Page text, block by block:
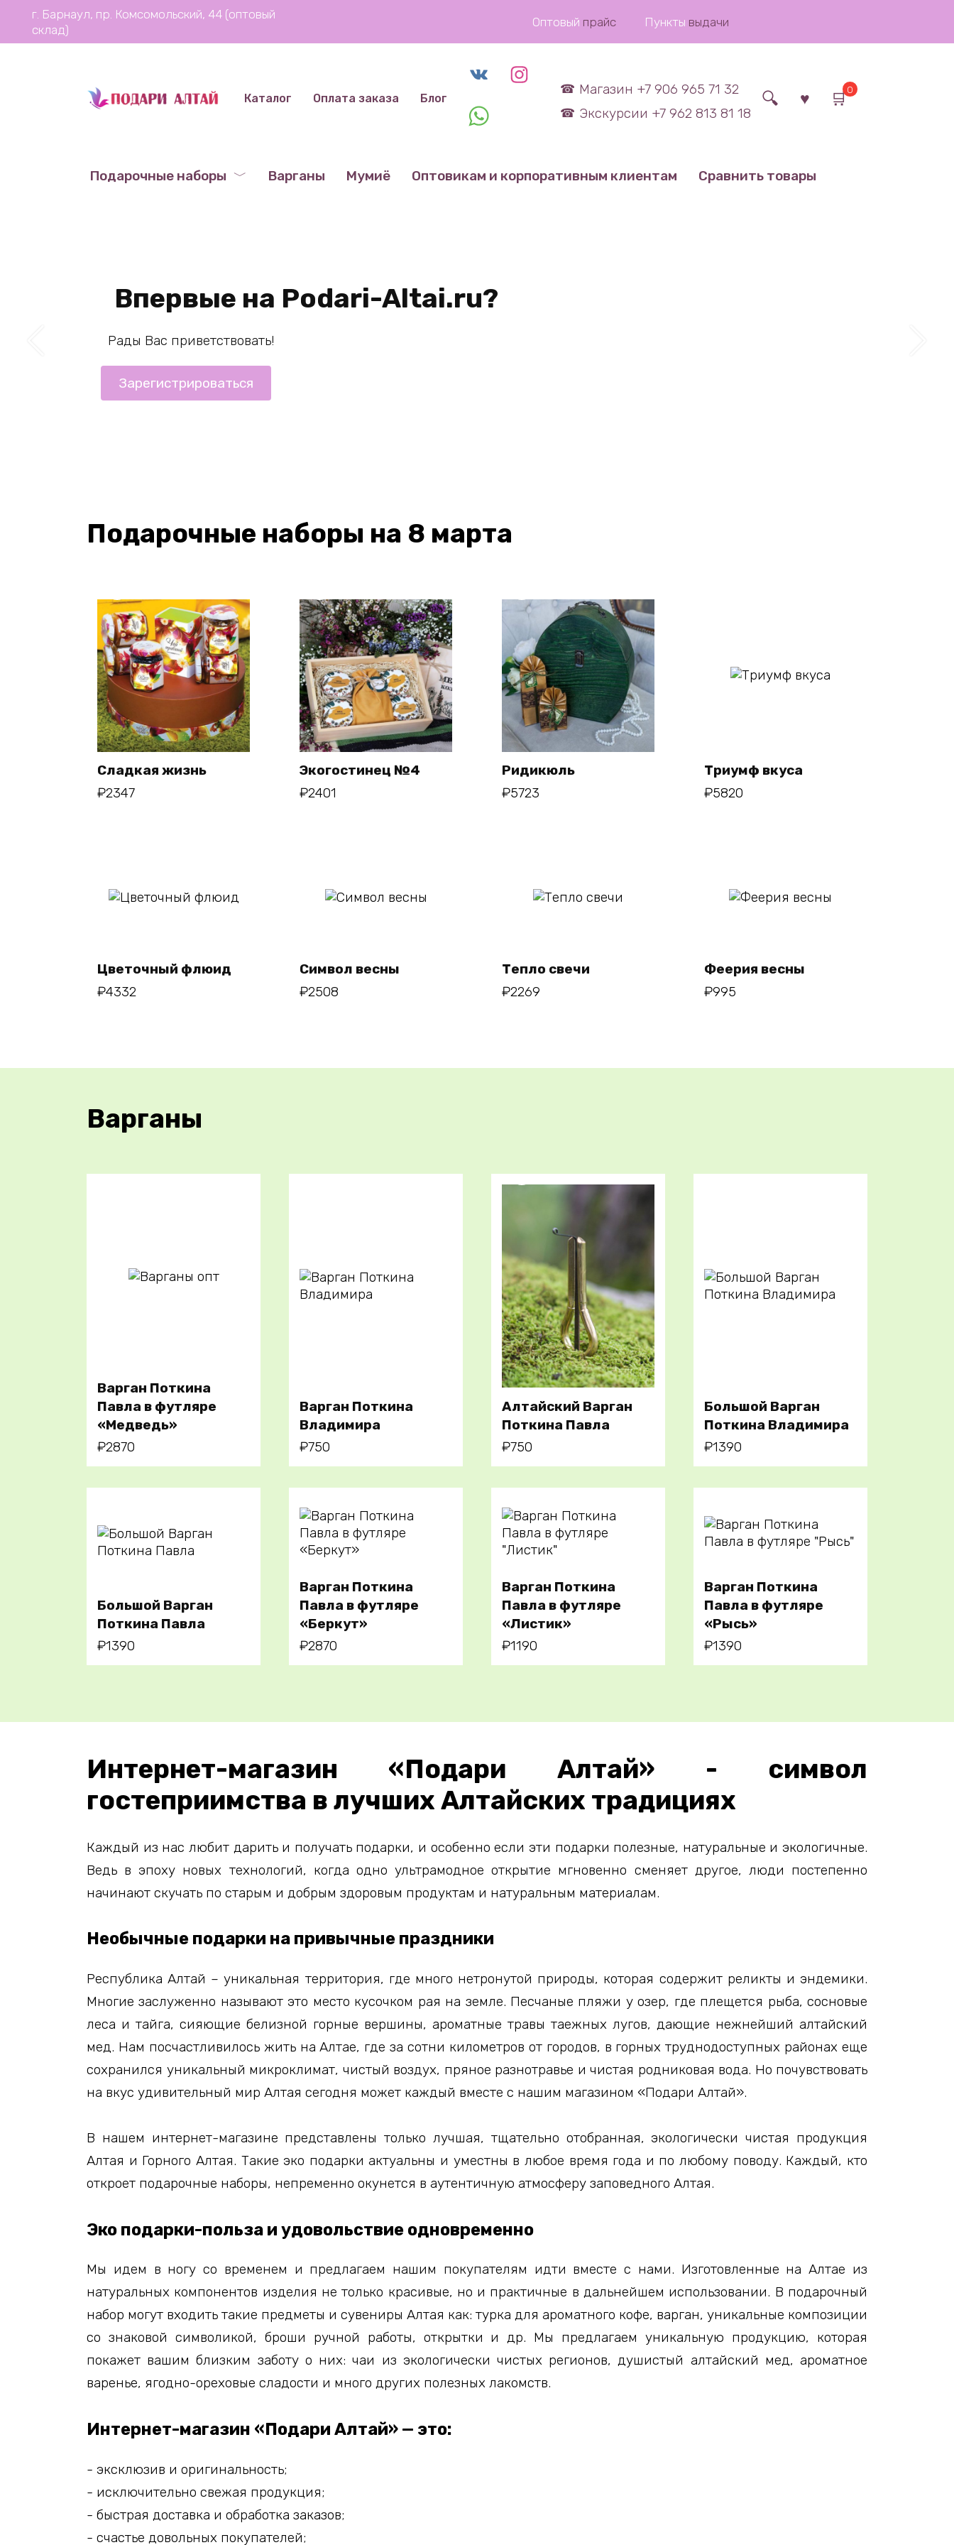
Перейти
содержанию
г. Барнаул, пр. Комсомольский, 44 (оптовый
склад)
Оптовый прайс Пункты выдачи
Каталог Оплата заказа Блог
Магазин +7 906 965 71 32
Экскурсии +7 962 813 81 18
0
Подарочные наборы Варганы Мумиё Оптовикам и корпоративным клиентам Сравнить товары
Впервые на Podari-Altai.ru?
Рады Вас приветствовать!
Зарегистрироваться
Подарочные наборы на 8 марта
Сладкая жизнь
₽2347
Экогостинец №4
₽2401
Ридикюль
₽5723
Триумф вкуса
₽5820
Цветочный флюид
₽4332
Символ весны
₽2508
Тепло свечи
₽2269
Феерия весны
₽995
Варганы
Варган Поткина
Павла в футляре
«Медведь»
₽2870
Варган Поткина
Владимира
₽750
В корзину
Алтайский Варган
Поткина Павла
₽750
Большой Варган
Поткина Владимира
₽1390
В корзину
Большой Варган
Поткина Павла
₽1390
В корзину
Варган Поткина
Павла в футляре
«Беркут»
₽2870
В корзину
Варган Поткина
Павла в футляре
«Листик»
₽1190
В корзину
Варган Поткина
Павла в футляре
«Рысь»
₽1390
Интернет-магазин «Подари Алтай» - символ
гостеприимства в лучших Алтайских традициях
Каждый из нас любит дарить и получать подарки, и особенно если эти подарки полезные, натуральные и экологичные.
Ведь в эпоху новых технологий, когда одно ультрамодное открытие мгновенно сменяет другое, люди постепенно
начинают скучать по старым и добрым здоровым продуктам и натуральным материалам.
Необычные подарки на привычные праздники
Республика Алтай – уникальная территория, где много нетронутой природы, которая содержит реликты и эндемики.
Многие заслуженно называют это место кусочком рая на земле. Песчаные пляжи у озер, где плещется рыба, сосновые
леса и тайга, сияющие белизной горные вершины, ароматные травы таежных лугов, дающие нежнейший алтайский
мед. Нам посчастливилось жить на Алтае, где за сотни километров от городов, в горных труднодоступных районах еще
сохранился уникальный микроклимат, чистый воздух, пряное разнотравье и чистая родниковая вода. Но почувствовать
на вкус удивительный мир Алтая сегодня может каждый вместе с нашим магазином «Подари Алтай».
В нашем интернет-магазине представлены только лучшая, тщательно отобранная, экологически чистая продукция
Алтая и Горного Алтая. Такие эко подарки актуальны и уместны в любое время года и по любому поводу. Каждый, кто
откроет подарочные наборы, непременно окунется в аутентичную атмосферу заповедного Алтая.
Эко подарки-польза и удовольствие одновременно
Мы идем в ногу со временем и предлагаем нашим покупателям идти вместе с нами. Изготовленные на Алтае из
натуральных компонентов изделия не только красивые, но и практичные в дальнейшем использовании. В подарочный
набор могут входить такие предметы и сувениры Алтая как: турка для ароматного кофе, варган, уникальные композиции
со знаковой символикой, броши ручной работы, открытки и др. Мы предлагаем уникальную продукцию, которая
покажет вашим близким заботу о них: чаи из экологически чистых регионов, душистый алтайский мед, ароматное
варенье, ягодно-ореховые сладости и много других полезных лакомств.
Интернет-магазин «Подари Алтай» — это:
- эксклюзив и оригинальность;
- исключительно свежая продукция;
- быстрая доставка и обработка заказов;
- счастье довольных покупателей;